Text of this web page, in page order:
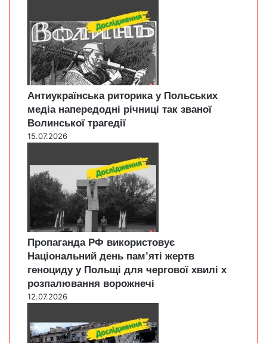
Антиукраїнська риторика у Польських
медіа напередодні річниці так званої
Волинської трагедії
15.07.2026
Пропаганда РФ використовує
Національний день пам’яті жертв
геноциду у Польщі для чергової хвилі х
розпалювання ворожнечі
12.07.2026